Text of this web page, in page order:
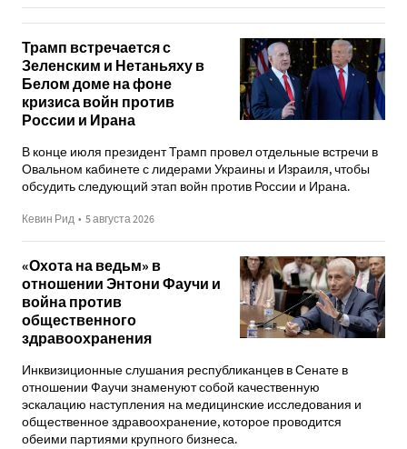
Трамп встречается с
Зеленским и Нетаньяху в
Белом доме на фоне
кризиса войн против
России и Ирана
В конце июля президент Трамп провел отдельные встречи в
Овальном кабинете с лидерами Украины и Израиля, чтобы
обсудить следующий этап войн против России и Ирана.
Кевин Рид • 5 августа 2026
«Охота на ведьм» в
отношении Энтони Фаучи и
война против
общественного
здравоохранения
Инквизиционные слушания республиканцев в Сенате в
отношении Фаучи знаменуют собой качественную
эскалацию наступления на медицинские исследования и
общественное здравоохранение, которое проводится
обеими партиями крупного бизнеса.